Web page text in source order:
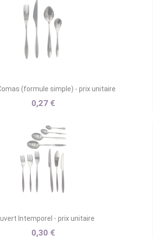
(formule simple) - prix unitaire
0,27 €
Intemporel - prix unitaire
0,30 €